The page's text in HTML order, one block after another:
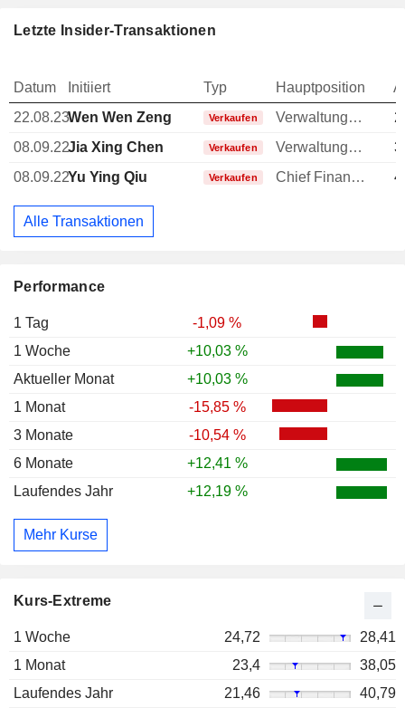
Performance
1 Tag
-1,09 %
1 Woche
+10,03 %
Aktueller Monat
+10,03 %
1 Monat
-15,85 %
3 Monate
-10,54 %
6 Monate
+12,41 %
Laufendes Jahr
+12,19 %
Mehr Kurse
Kurs-Extreme
1 Woche 24,72
28,41
1 Monat
23,4
38,05
Laufendes Jahr
21,46
40,79
Letzte Insider-Transaktionen
Datum Initiiert Typ Hauptposition
22.08.23Wen Wen Zeng Verkaufen Verwaltungsratsmitglied
08.09.22Jia Xing Chen Verkaufen Verwaltungsratsmitglied
08.09.22Yu Ying Qiu Verkaufen Chief Financial Officer (CFO)
Alle Transaktionen